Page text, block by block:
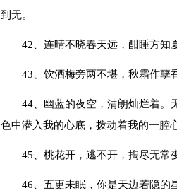
到无。
42、连晴不晓春天远，酣睡方知
43、饮酒梅旁两不堪，秋霜作孽
44、幽蓝的夜空，清朗灿烂着。
色中潜入我的心底，拨动着我的一腔
45、桃花开，逃不开，掏尽无常
46、五更未眠，你是天边若隐的